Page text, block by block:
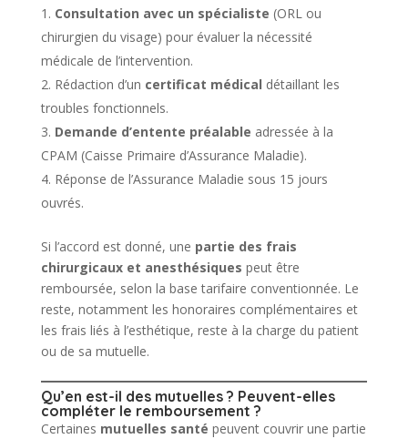
Consultation avec un spécialiste (ORL ou
chirurgien du visage) pour évaluer la nécessité
médicale de l’intervention.
Rédaction d’un certificat médical détaillant les
troubles fonctionnels.
Demande d’entente préalable adressée à la
CPAM (Caisse Primaire d’Assurance Maladie).
Réponse de l’Assurance Maladie sous 15 jours
ouvrés.
Si l’accord est donné, une partie des frais
chirurgicaux et anesthésiques peut être
remboursée, selon la base tarifaire conventionnée. Le
reste, notamment les honoraires complémentaires et
les frais liés à l’esthétique, reste à la charge du patient
ou de sa mutuelle.
Qu’en est-il des mutuelles ? Peuvent-elles
compléter le remboursement ?
Certaines mutuelles santé peuvent couvrir une partie